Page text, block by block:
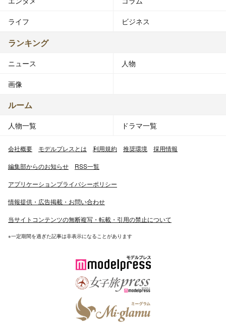
ライフ ビジネス
ランキング
ニュース 人物
画像
ルーム
人物一覧 ドラマ一覧
会社概要 モデルプレスとは 利用規約 推奨環境 採用情報
編集部からのお知らせ RSS一覧
アプリケーションプライバシーポリシー
情報提供・広告掲載・お問い合わせ
当サイトコンテンツの無断複写・転載・引用の禁止について
※一定期間を過ぎた記事は非表示になることがあります